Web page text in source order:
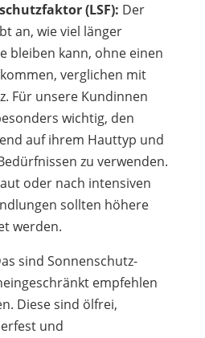
(LSF): Der
an, wie viel länger
bleiben kann, ohne einen
verglichen mit
Für unsere Kundinnen
wichtig, den
auf ihrem Hauttyp und
zu verwenden.
oder nach intensiven
sollten höhere
werden.
sind Sonnenschutz-
empfehlen
Diese sind ölfrei,
und